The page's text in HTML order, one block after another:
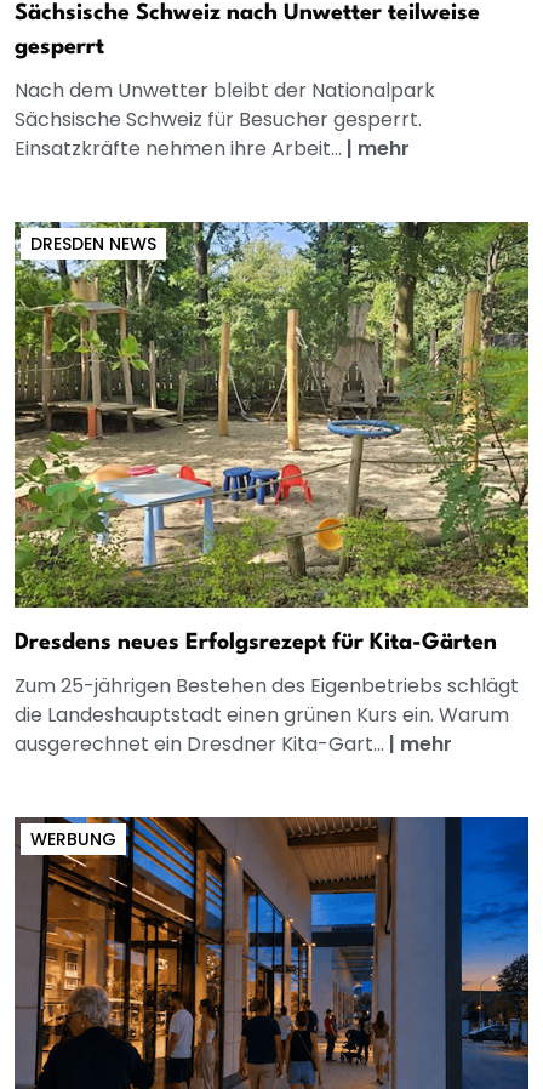
Sächsische Schweiz nach Unwetter teilweise
gesperrt
Nach dem Unwetter bleibt der Nationalpark
Sächsische Schweiz für Besucher gesperrt.
Einsatzkräfte nehmen ihre Arbeit... | mehr
DRESDEN NEWS
Dresdens neues Erfolgsrezept für Kita-Gärten
Zum 25-jährigen Bestehen des Eigenbetriebs schlägt
die Landeshauptstadt einen grünen Kurs ein. Warum
ausgerechnet ein Dresdner Kita-Gart... | mehr
WERBUNG